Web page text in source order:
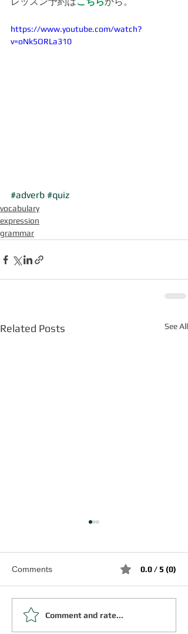
https://www.youtube.com/watch?
v=oNk5ORLa310
#adverb #quiz
vocabulary
expression
grammar
Related Posts See All
○○が服を着て歩いている
Comments 0.0 / 5 (0)
Comment and rate...